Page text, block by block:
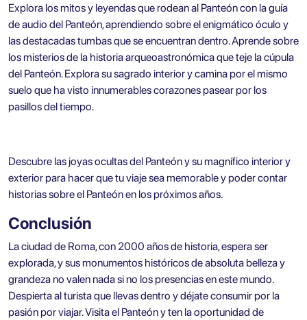
Explora los mitos y leyendas que rodean al Panteón con la guía
de audio del Panteón, aprendiendo sobre el enigmático óculo y
las destacadas tumbas que se encuentran dentro. Aprende sobre
los misterios de la historia arqueoastronómica que teje la cúpula
del Panteón. Explora su sagrado interior y camina por el mismo
suelo que ha visto innumerables corazones pasear por los
pasillos del tiempo.
Descubre las joyas ocultas del Panteón y su magnífico interior y
exterior para hacer que tu viaje sea memorable y poder contar
historias sobre el Panteón en los próximos años.
Conclusión
La ciudad de Roma, con 2000 años de historia, espera ser
explorada, y sus monumentos históricos de absoluta belleza y
grandeza no valen nada si no los presencias en este mundo.
Despierta al turista que llevas dentro y déjate consumir por la
pasión por viajar. Visita el Panteón y ten la oportunidad de